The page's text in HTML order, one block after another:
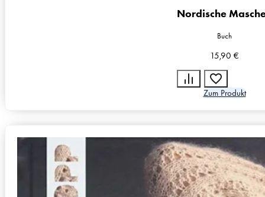
Nordische
Buch
15,90 €
Zum Produkt